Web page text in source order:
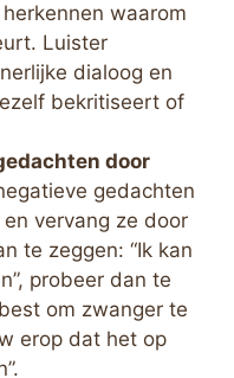
waarom
Luister
dialoog en
bekritiseert of
door
gedachten
vervang ze door
te zeggen: “Ik kan
probeer dan te
om zwanger te
erop dat het op